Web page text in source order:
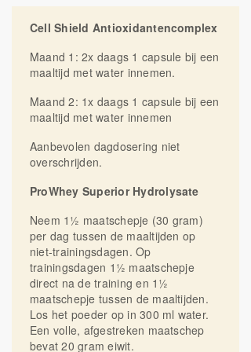
Mineralen, bindmiddel (isomalt), vulmiddel
(hydroxypropyl cellulose,talk, hydroxypropyl
methyl cellulose, titanium dioxide,
klontermiddelen (magnesiumstearaat,
silicium dioxide).
ProWhey Superior Hydrolysate
Eiwit voedingssupplement. Bevat
zoetstoffen. Een gevarieerde, evenwichtige
belangrijk. Voedingssupplementen zijn geen
vervanging van een gevarieerde voeding.
bereik van kinderen bewaren.
Geproduceerd in Ierland.
BCAA's + B6
gevarieerde, evenwichtige voeding en een
gezonde levensstijl zijn belangrijk.
Voedingssupplementen zijn geen
vervanging van een gevarieerde voeding.
Koel, droog, donker en buiten het bereik
van jonge kinderen bewaren. Geproduceerd
in Nederland.
Calcium Magnesium Zink
Cell Shield Antioxidantencomplex
Maand 1: 2x daags 1 capsule bij een
maaltijd met water innemen.
Maand 2: 1x daags 1 capsule bij een
maaltijd met water innemen
Aanbevolen dagdosering niet
overschrijden.
ProWhey Superior Hydrolysate
Neem 1½ maatschepje (30 gram)
per dag tussen de maaltijden op
niet-trainingsdagen. Op
trainingsdagen 1½ maatschepje
direct na de training en 1½
maatschepje tussen de maaltijden.
Los het poeder op in 300 ml water.
Een volle, afgestreken maatschep
bevat 20 gram eiwit.